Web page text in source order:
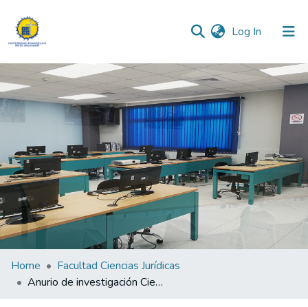
Log In (current)
Communities & Collections
All of DSpace
Home
Facultad Ciencias Jurídicas
Anurio de investigación Ciencias Jurídicas 2024